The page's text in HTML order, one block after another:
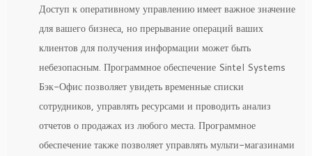
Доступ к оперативному управлению имеет важное значение
для вашего бизнеса, но прерывание операций ваших
клиентов для получения информации может быть
небезопасным. Программное обеспечение Sintel Systems
Бэк-Офис позволяет увидеть временные списки
сотрудников, управлять ресурсами и проводить анализ
отчетов о продажах из любого места. Программное
обеспечение также позволяет управлять мульти-магазинами